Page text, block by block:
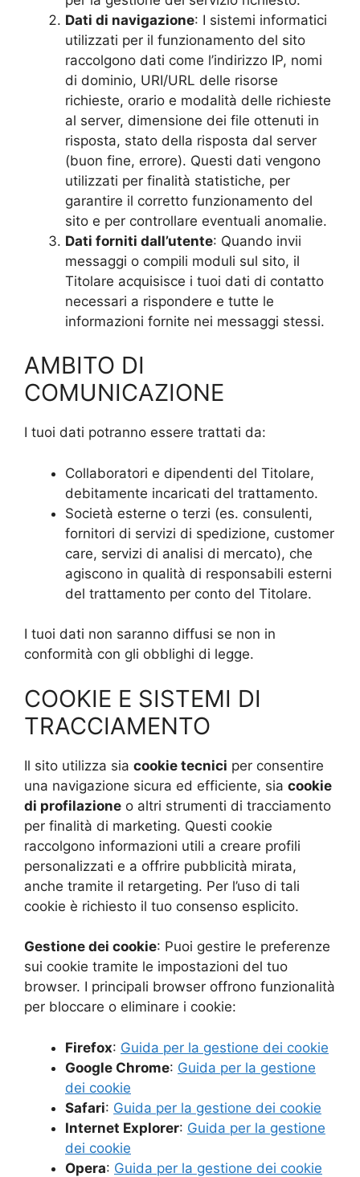
Dati di navigazione: I sistemi informatici
utilizzati per il funzionamento del sito
raccolgono dati come l’indirizzo IP, nomi
di dominio, URI/URL delle risorse
richieste, orario e modalità delle richieste
al server, dimensione dei file ottenuti in
risposta, stato della risposta dal server
(buon fine, errore). Questi dati vengono
utilizzati per finalità statistiche, per
garantire il corretto funzionamento del
sito e per controllare eventuali anomalie.
Dati forniti dall’utente: Quando invii
messaggi o compili moduli sul sito, il
Titolare acquisisce i tuoi dati di contatto
necessari a rispondere e tutte le
informazioni fornite nei messaggi stessi.
AMBITO DI
COMUNICAZIONE
I tuoi dati potranno essere trattati da:
Collaboratori e dipendenti del Titolare,
debitamente incaricati del trattamento.
Società esterne o terzi (es. consulenti,
fornitori di servizi di spedizione, customer
care, servizi di analisi di mercato), che
agiscono in qualità di responsabili esterni
del trattamento per conto del Titolare.
I tuoi dati non saranno diffusi se non in
conformità con gli obblighi di legge.
COOKIE E SISTEMI DI
TRACCIAMENTO
Il sito utilizza sia cookie tecnici per consentire
una navigazione sicura ed efficiente, sia cookie
di profilazione o altri strumenti di tracciamento
per finalità di marketing. Questi cookie
raccolgono informazioni utili a creare profili
personalizzati e a offrire pubblicità mirata,
anche tramite il retargeting. Per l’uso di tali
cookie è richiesto il tuo consenso esplicito.
Gestione dei cookie: Puoi gestire le preferenze
sui cookie tramite le impostazioni del tuo
browser. I principali browser offrono funzionalità
per bloccare o eliminare i cookie:
Firefox: Guida per la gestione dei cookie
Google Chrome: Guida per la gestione
dei cookie
Safari: Guida per la gestione dei cookie
Internet Explorer: Guida per la gestione
dei cookie
Opera: Guida per la gestione dei cookie